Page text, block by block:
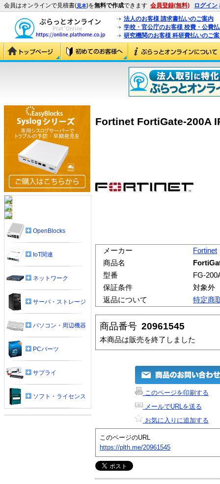
会員はオンラインで見積書(見本)を無料で作成できます 会員登録(無料) ログイン
法人のお客様 請求書払いのご案内
学校・官公庁のお客様 校費・公費
研究機関のお客様 科研費払いのご
Fortinet FortiGate-200A
メーカー
Fortinet
商品名
型番
FG-
保証条件
対象外
返品について
特定商
商品番号 20961545
本商品は販売を終了しました
このページを印刷する
メールでURLを送る
お気に入りに追加する
このページのURL
https://plth.me/20961545
OpenBlocks
IoT関連
ネットワーク
サーバ・ストレージ
パソコン・周辺機器
PCパーツ
サプライ
ソフト・ライセンス